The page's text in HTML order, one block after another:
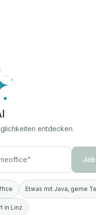
entdecken.
Etwas mit Java, gerne
in Linz